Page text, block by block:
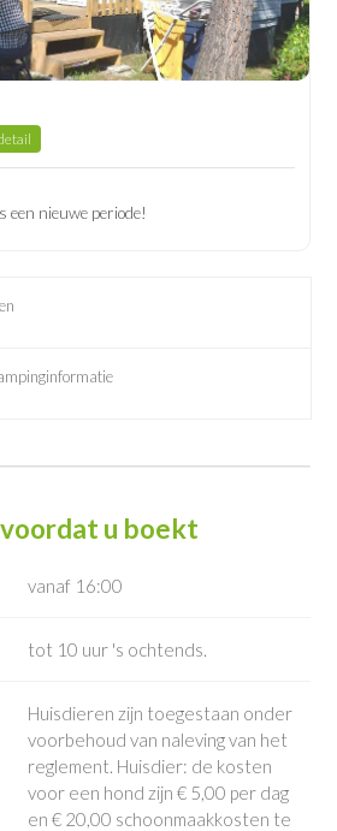
een nieuwe periode!
u boekt
vanaf 16:00
tot 10 uur 's ochtends.
Huisdieren zijn toegestaan onder
voorbehoud van naleving van het
reglement. Huisdier: de kosten
voor een hond zijn € 5,00 per dag
en € 20,00 schoonmaakkosten te